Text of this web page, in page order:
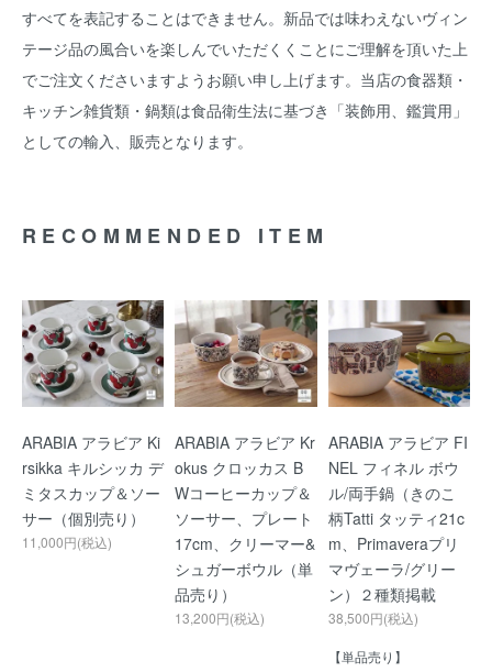
すべてを表記することはできません。新品では味わえないヴィン
テージ品の風合いを楽しんでいただくくことにご理解を頂いた上
でご注文くださいますようお願い申し上げます。当店の食器類・
キッチン雑貨類・鍋類は食品衛生法に基づき「装飾用、鑑賞用」
としての輸入、販売となります。
RECOMMENDED ITEM
ARABIA アラビア Ki
rsikka キルシッカ デ
ミタスカップ＆ソー
サー（個別売り）
11,000円(税込)
ARABIA アラビア Kr
okus クロッカス B
Wコーヒーカップ＆
ソーサー、プレート
17cm、クリーマー&
シュガーボウル（単
品売り）
13,200円(税込)
ARABIA アラビア FI
NEL フィネル ボウ
ル/両手鍋（きのこ
柄Tatti タッティ21c
m、Primaveraプリ
マヴェーラ/グリー
ン）２種類掲載
38,500円(税込)
【単品売り】